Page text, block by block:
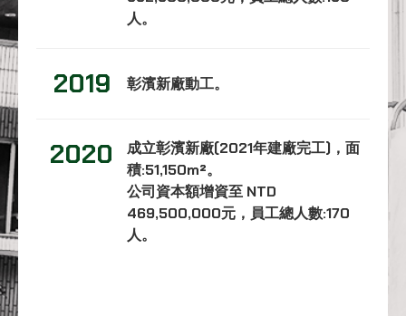
人。
2019 彰濱新廠動工。
2020
成立彰濱新廠(2021年建廠完工)，面
積:51,150m²。
公司資本額增資至 NTD
469,500,000元，員工總人數:170
人。